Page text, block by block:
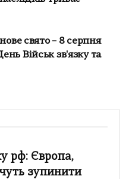
свято – 8 серпня
Військ зв'язку та
рф: Європа,
зупинити